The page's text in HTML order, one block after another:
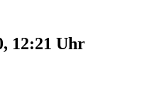
12:21 Uhr